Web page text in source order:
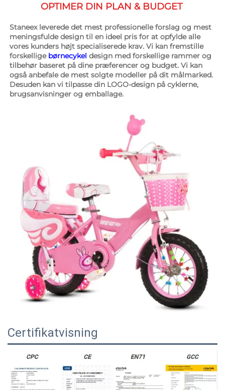
OPTIMER DIN PLAN & BUDGET
Staneex leverede det mest professionelle forslag og mest
meningsfulde design til en ideel pris for at opfylde alle
vores kunders højt specialiserede krav. Vi kan fremstille
forskellige børnecykel design med forskellige rammer og
tilbehør baseret på dine præferencer og budget. Vi kan
også anbefale de mest solgte modeller på dit målmarked.
Desuden kan vi tilpasse din LOGO-design på cyklerne,
brugsanvisninger og emballage.
Certifikatvisning